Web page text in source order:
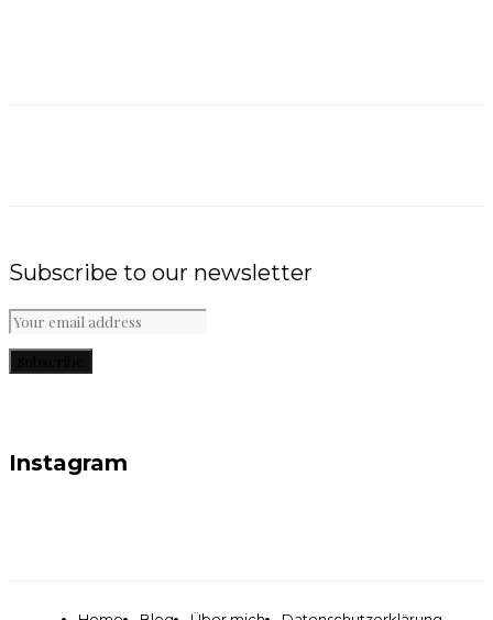
Subscribe to our newsletter
Instagram